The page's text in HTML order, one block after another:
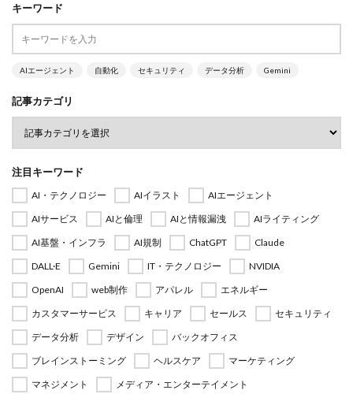
キーワード
AIエージェント 自動化 セキュリティ データ分析 Gemini
記事カテゴリ
注目キーワード
AI・テクノロジー AIイラスト
AIエージェント
AIサービス
AIと倫理 AIと情報漏洩
AIライティング
AI基盤・インフラ
AI規制 ChatGPT
Claude
DALL·E
Gemini IT・テクノロジー
NVIDIA
OpenAI
web制作 アパレル
エネルギー
カスタマーサービス
キャリア セールス
セキュリティ
データ分析
デザイン
バックオフィス
ブレインストーミング
ヘルスケア
マーケティング
マネジメント
メディア・エンターテイメント